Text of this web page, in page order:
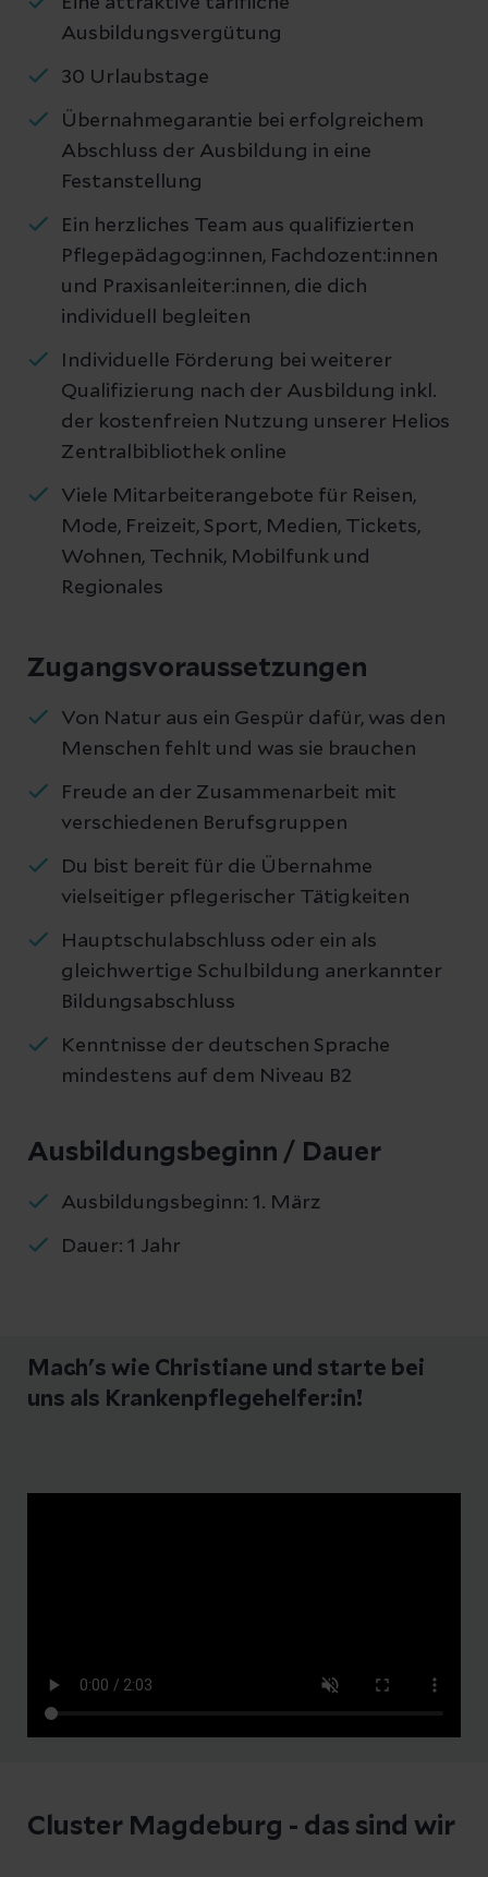
Ausbildungsvergütung
30 Urlaubstage
Übernahmegarantie bei erfolgreichem
Abschluss der Ausbildung in eine
Festanstellung
Ein herzliches Team aus qualifizierten
Pflegepädagog:innen, Fachdozent:innen
und Praxisanleiter:innen, die dich
individuell begleiten
Individuelle Förderung bei weiterer
Qualifizierung nach der Ausbildung inkl.
der kostenfreien Nutzung unserer Helios
Zentralbibliothek online
Viele Mitarbeiterangebote für Reisen,
Mode, Freizeit, Sport, Medien, Tickets,
Wohnen, Technik, Mobilfunk und
Regionales
Zugangsvoraussetzungen
Von Natur aus ein Gespür dafür, was den
Menschen fehlt und was sie brauchen
Freude an der Zusammenarbeit mit
verschiedenen Berufsgruppen
Du bist bereit für die Übernahme
vielseitiger pflegerischer Tätigkeiten
Hauptschulabschluss oder ein als
gleichwertige Schulbildung anerkannter
Bildungsabschluss
Kenntnisse der deutschen Sprache
mindestens auf dem Niveau B2
Ausbildungsbeginn / Dauer
Ausbildungsbeginn: 1. März
Dauer: 1 Jahr
Mach`'s wie Christiane und starte bei
uns als Krankenpflegehelfer:in!
Cluster Magdeburg - das sind wir